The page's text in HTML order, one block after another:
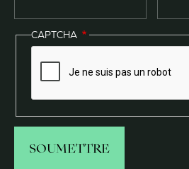
CAPTCHA